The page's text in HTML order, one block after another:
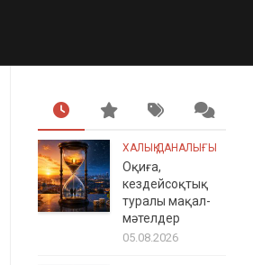
ХАЛЫҚ ДАНАЛЫҒЫ
Оқиға,
кездейсоқтық
туралы мақал-
мәтелдер
05.08.2026